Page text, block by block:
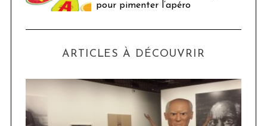
pour pimenter l’apéro
ARTICLES À DÉCOUVRIR